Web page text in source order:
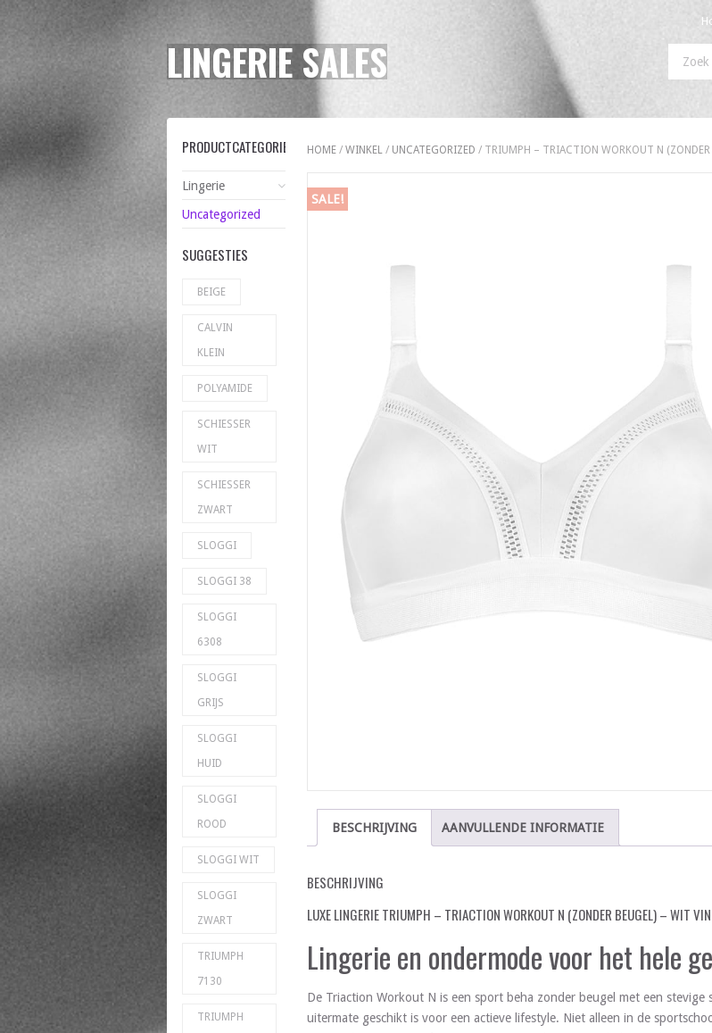
LINGERIE SALES
HOME/ WINKEL/ UNCATEGORIZED / TRIUMPH – TRIACTION WORKOUT N (ZONDER
SALE!
BESCHRIJVING AANVULLENDE INFORMATIE
BESCHRIJVING
LUXE LINGERIE TRIUMPH – TRIACTION WORKOUT N (ZONDER BEUGEL) – WIT
Lingerie en ondermode voor het hele
De Triaction Workout N is een sport beha zonder beugel met een stevige
uitermate geschikt is voor een actieve lifestyle. Niet alleen in de
PRODUCTCATEGORIEËN
Lingerie
Uncategorized
SUGGESTIES
BEIGE
CALVIN
KLEIN
POLYAMIDE
SCHIESSER
WIT
SCHIESSER
ZWART
SLOGGI
SLOGGI 38
SLOGGI
6308
SLOGGI
GRIJS
SLOGGI
HUID
SLOGGI
ROOD
SLOGGI WIT
SLOGGI
ZWART
TRIUMPH
7130
TRIUMPH